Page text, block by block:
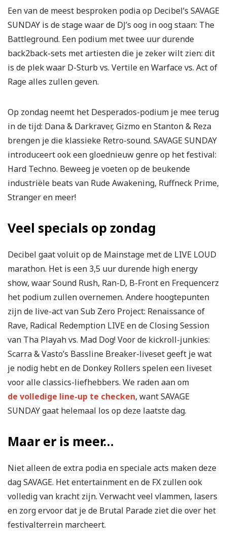
Een van de meest besproken podia op Decibel’s SAVAGE
SUNDAY is de stage waar de DJ’s oog in oog staan: The
Battleground. Een podium met twee uur durende
back2back-sets met artiesten die je zeker wilt zien: dit
is de plek waar D-Sturb vs. Vertile en Warface vs. Act of
Rage alles zullen geven.
Op zondag neemt het Desperados-podium je mee terug
in de tijd: Dana & Darkraver, Gizmo en Stanton & Reza
brengen je die klassieke Retro-sound. SAVAGE SUNDAY
introduceert ook een gloednieuw genre op het festival:
Hard Techno. Beweeg je voeten op de beukende
industriële beats van Rude Awakening, Ruffneck Prime,
Stranger en meer!
Veel specials op zondag
Decibel gaat voluit op de Mainstage met de LIVE LOUD
marathon. Het is een 3,5 uur durende high energy
show, waar Sound Rush, Ran-D, B-Front en Frequencerz
het podium zullen overnemen. Andere hoogtepunten
zijn de live-act van Sub Zero Project: Renaissance of
Rave, Radical Redemption LIVE en de Closing Session
van Tha Playah vs. Mad Dog! Voor de kickroll-junkies:
Scarra & Vasto’s Bassline Breaker-liveset geeft je wat
je nodig hebt en de Donkey Rollers spelen een liveset
voor alle classics-liefhebbers. We raden aan om
de volledige line-up te checken, want SAVAGE
SUNDAY gaat helemaal los op deze laatste dag.
Maar er is meer…
Niet alleen de extra podia en speciale acts maken deze
dag SAVAGE. Het entertainment en de FX zullen ook
volledig van kracht zijn. Verwacht veel vlammen, lasers
en zorg ervoor dat je de Brutal Parade ziet die over het
festivalterrein marcheert.